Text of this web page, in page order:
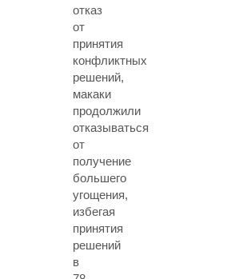
отказ
от
принятия
конфликтных
решений,
макаки
продолжили
отказываться
от
получение
большего
угощения,
избегая
принятия
решений
в